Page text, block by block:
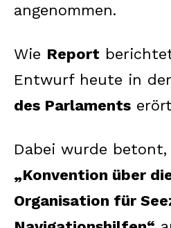
angenommen.
Wie Report
Entwurf heute in der
des Parlaments
Dabei wurde betont,
„Konvention über
Organisation für